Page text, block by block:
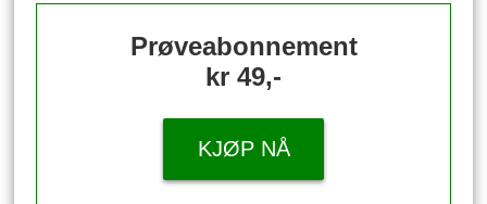
Prøveabonnement
kr 49,-
KJØP NÅ